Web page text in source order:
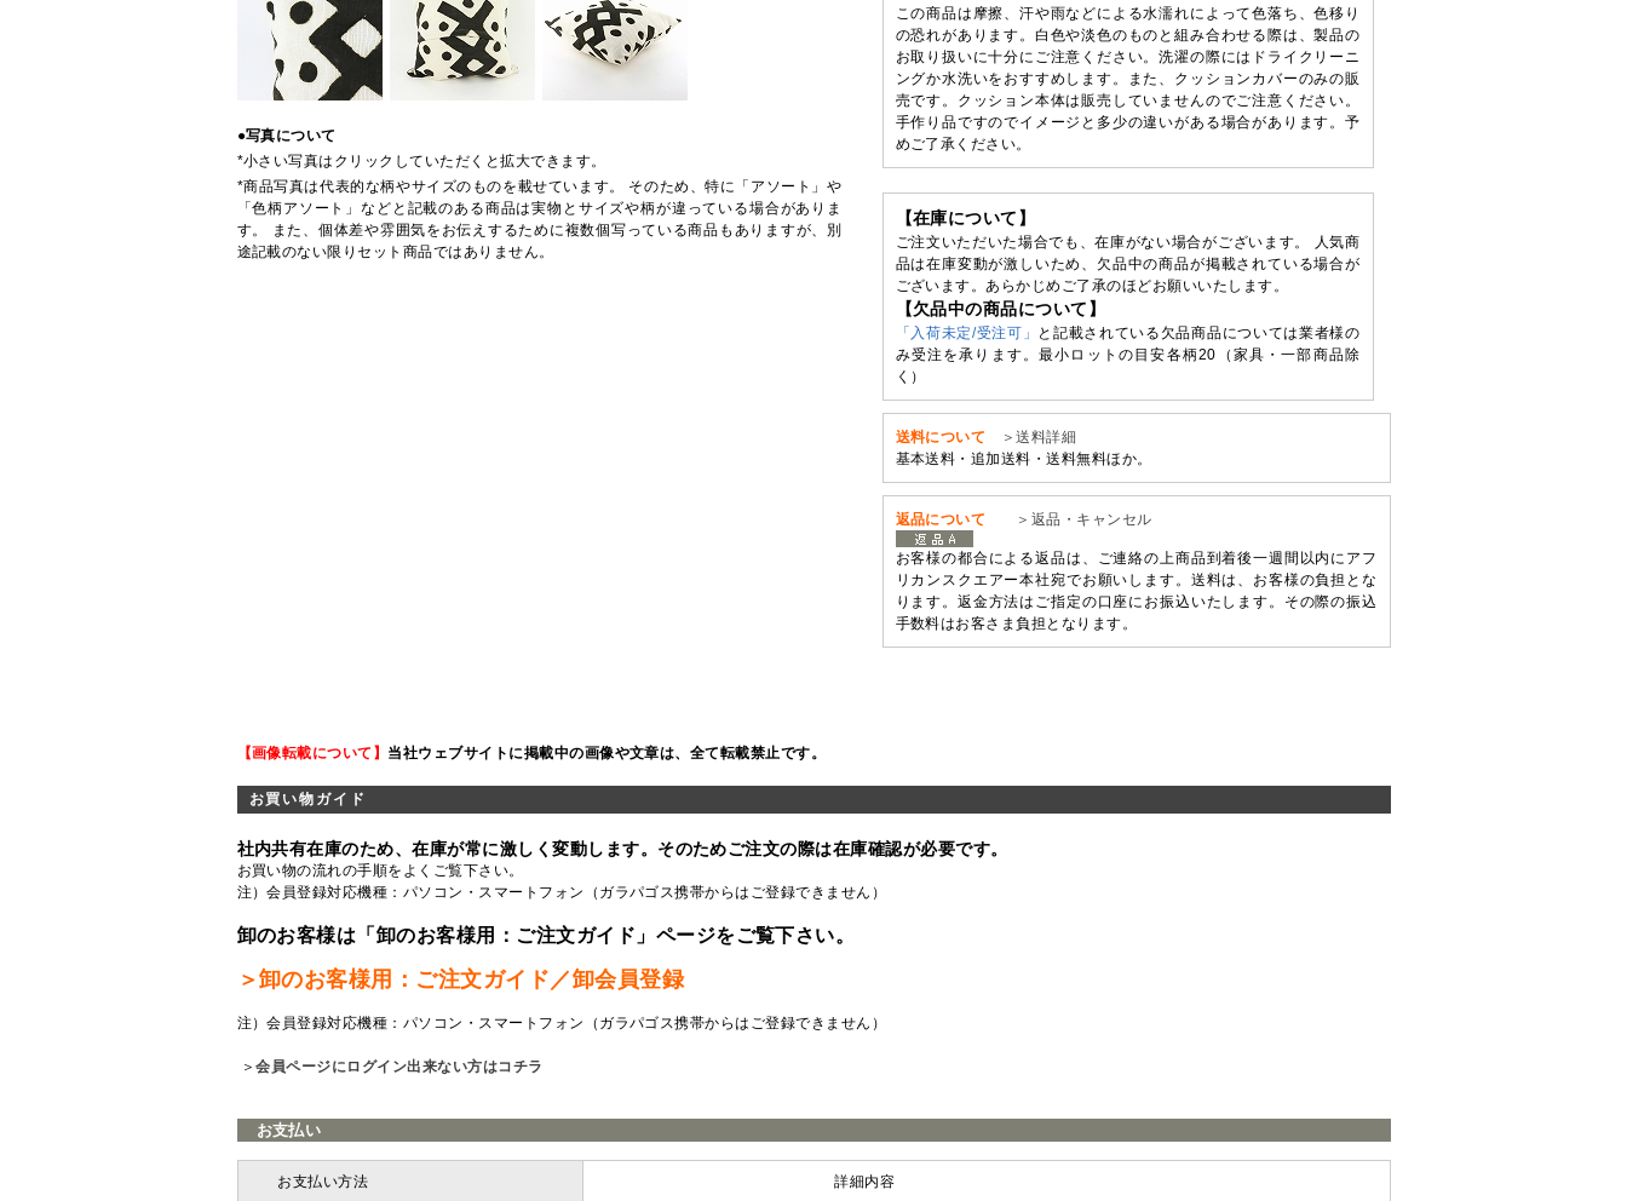
●写真について
*小さい写真はクリックしていただくと拡大できます。
*商品写真は代表的な柄やサイズのものを載せています。 そのため、特に「アソート」や
「色柄アソート」などと記載のある商品は実物とサイズや柄が違っている場合がありま
す。 また、個体差や雰囲気をお伝えするために複数個写っている商品もありますが、別
途記載のない限りセット商品ではありません。
この商品は摩擦、汗や雨などによる水濡れによって色落ち、色移り
の恐れがあります。白色や淡色のものと組み合わせる際は、製品の
お取り扱いに十分にご注意ください。洗濯の際にはドライクリーニ
ングか水洗いをおすすめします。また、クッションカバーのみの販
売です。クッション本体は販売していませんのでご注意ください。
手作り品ですのでイメージと多少の違いがある場合があります。予
めご了承ください。
【在庫について】
ご注文いただいた場合でも、在庫がない場合がございます。 人気商
品は在庫変動が激しいため、欠品中の商品が掲載されている場合が
ございます。あらかじめご了承のほどお願いいたします。
【欠品中の商品について】
「入荷未定/受注可」
と記載されている欠品商品については業者様の
み受注を承ります。最小ロットの目安各柄20（家具・一部商品除
く）
送料について
＞送料詳細
基本送料・追加送料・送料無料ほか。
返品について ＞返品・キャンセル
お客様の都合による返品は、ご連絡の上商品到着後一週間以内にアフ
リカンスクエアー本社宛でお願いします。送料は、お客様の負担とな
ります。返金方法はご指定の口座にお振込いたします。その際の振込
手数料はお客さま負担となります。
【画像転載について】 当社ウェブサイトに掲載中の画像や文章は、全て転載禁止です。
お買い物ガイド
社内共有在庫のため、在庫が常に激しく変動します。そのためご注文の際は在庫確認が必要です。
お買い物の流れの手順をよくご覧下さい。
注）会員登録対応機種：パソコン・スマートフォン（ガラパゴス携帯からはご登録できません）
卸のお客様は「卸のお客様用：ご注文ガイド」ページをご覧下さい。
＞卸のお客様用：ご注文ガイド／卸会員登録
注）会員登録対応機種：パソコン・スマートフォン（ガラパゴス携帯からはご登録できません）
＞会員ページにログイン出来ない方はコチラ
お支払い
お支払い方法 詳細内容